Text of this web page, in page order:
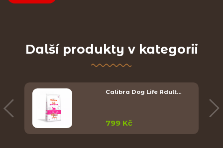
Další produkty v kategorii
Calibra Dog Life Adult…
799 Kč